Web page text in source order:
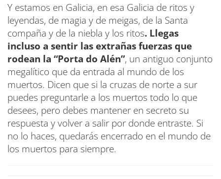
Y estamos en Galicia, en esa Galicia de ritos y
leyendas, de magia y de meigas, de la Santa
compaña y de la niebla y los ritos. Llegas
incluso a sentir las extrañas fuerzas que
rodean la “Porta do Alén”, un antiguo conjunto
megalítico que da entrada al mundo de los
muertos. Dicen que si la cruzas de norte a sur
puedes preguntarle a los muertos todo lo que
desees, pero debes mantener en secreto su
respuesta y volver a salir por donde entraste. Si
no lo haces, quedarás encerrado en el mundo de
los muertos para siempre.